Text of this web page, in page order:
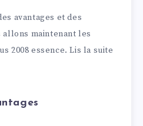
avantages et des
allons maintenant les
2008 essence. Lis la suite